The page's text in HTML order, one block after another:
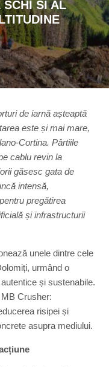
SCHI SI AL
de iarnă așteaptă
este și mai mare,
Cortina. Pârtiile
cablu revin la
găsesc gata de
intensă,
pregătirea
și infrastructurii
unele dintre cele
urmând o
și sustenabile.
Crusher:
risipei și
asupra mediului.